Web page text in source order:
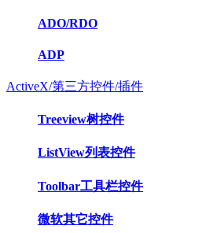
ADO/RDO
ADP
ActiveX/第三方控件/插件
Treeview树控件
ListView列表控件
Toolbar工具栏控件
微软其它控件